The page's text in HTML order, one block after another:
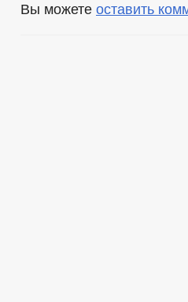
Вы можете оставить